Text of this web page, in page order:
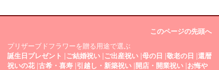
このページの先頭へ
プリザーブドフラワーを贈る用途で選ぶ
誕生日プレゼント |ご結婚祝い |ご出産祝い |母の日 |敬老の日 |還暦
祝いの花 |古希・喜寿 |引越し・新築祝い |開店・開業祝い |お悔や